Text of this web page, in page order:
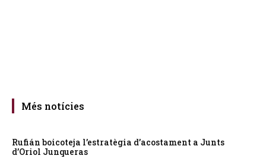
Més notícies
Rufián boicoteja l’estratègia d’acostament a Junts
d’Oriol Junqueras